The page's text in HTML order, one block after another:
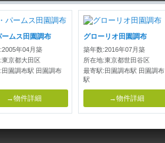
ームス田園調布
年04月築
東京都大田区
田園調布駅 田園調布
→物件詳細
グローリオ田園調布
築年数:2016年07月築
所在地:東京都世田谷区
最寄駅:田園調布駅 田園調布
駅
→物件詳細